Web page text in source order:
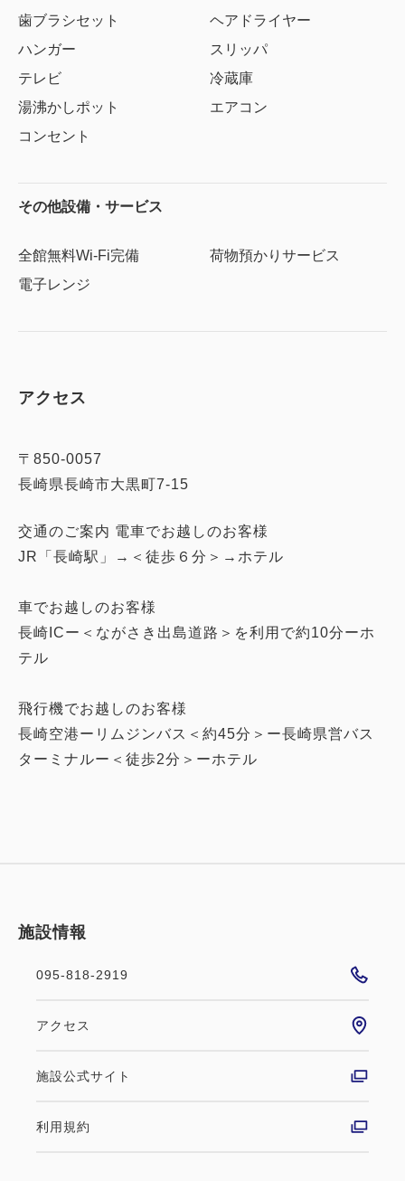
歯ブラシセット
ヘアドライヤー
ハンガー
スリッパ
テレビ
冷蔵庫
湯沸かしポット
エアコン
コンセント
その他設備・サービス
全館無料Wi-Fi完備
荷物預かりサービス
電子レンジ
アクセス
〒850-0057
長崎県長崎市大黒町7-15
交通のご案内 電車でお越しのお客様
JR「長崎駅」→＜徒歩６分＞→ホテル
車でお越しのお客様
長崎ICー＜ながさき出島道路＞を利用で約10分ーホ
テル
飛行機でお越しのお客様
長崎空港ーリムジンバス＜約45分＞ー長崎県営バス
ターミナルー＜徒歩2分＞ーホテル
施設情報
095-818-2919
アクセス
施設公式サイト
利用規約